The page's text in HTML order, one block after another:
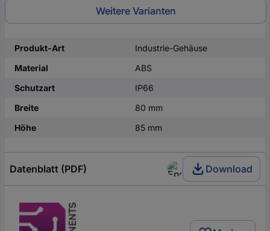
Weitere Varianten
Produkt-Art
Industrie-Gehäuse
Material
ABS
Schutzart
IP66
Breite
80 mm
Höhe
85 mm
Datenblatt (PDF) Download